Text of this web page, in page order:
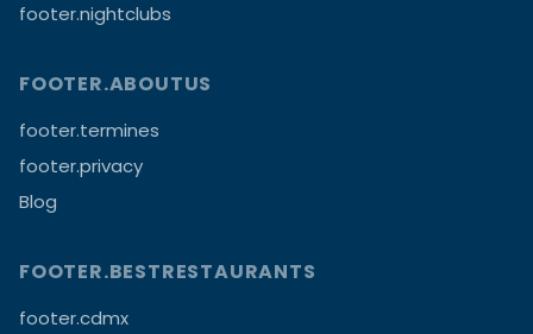
footer.nightclubs
FOOTER.ABOUTUS
footer.termines
footer.privacy
Blog
FOOTER.BESTRESTAURANTS
footer.cdmx